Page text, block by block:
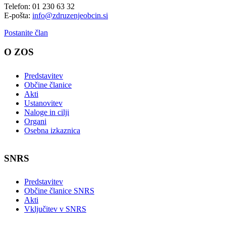
Telefon: 01 230 63 32
E-pošta: info@zdruzenjeobcin.si
Postanite član
O ZOS
Predstavitev
Občine članice
Akti
Ustanovitev
Naloge in cilji
Organi
Osebna izkaznica
SNRS
Predstavitev
Občine članice SNRS
Akti
Vključitev v SNRS